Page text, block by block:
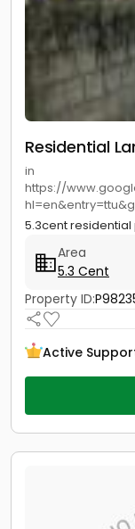
Residential
in
https://
5.3cent residential
Area
5.3 Cent
Property ID:
Active